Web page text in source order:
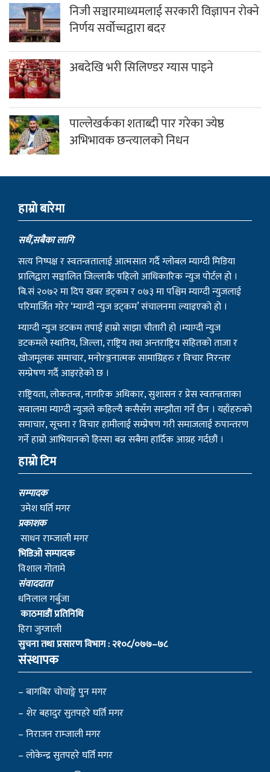
निजी सञ्चारमाध्यमलाई सरकारी विज्ञापन रोक्ने
निर्णय सर्वोच्चद्वारा बदर
अबदेखि भरी सिलिण्डर ग्यास पाइने
पाल्लेखर्कका शताब्दी पार गरेका ज्येष्ठ
अभिभावक छन्त्यालको निधन
हाम्राे बारेमा
सधैं,सबैका लागि
सत्य निष्पक्ष र स्वतन्त्रतालाई आत्मसात गर्दै ग्लोबल म्याग्दी मिडिया
प्रालिद्वारा सञ्चालित जिल्लाकै पहिलो आधिकारिक न्युज पोर्टल हो ।
बि.सं २०७२ मा दिप खबर डट्कम र ०७३ मा पश्चिम म्याग्दी न्युजलाई
परिमार्जित गरेर ‘म्याग्दी न्युज डट्कम’ संचालनमा ल्याइएको हो ।
म्याग्दी न्युज डटकम तपाई हाम्रो साझा चौतारी हो ।म्याग्दी न्युज
डटकमले स्थानिय, जिल्ला, राष्ट्रिय तथा अन्तराष्ट्रिय सहितको ताजा र
खोजमूलक समाचार, मनोरञ्जनात्मक सामाग्रिहरु र विचार निरन्तर
सम्प्रेषण गर्दै आइरहेको छ ।
राष्ट्रियता, लोकतन्त्र, नागरिक अधिकार, सुशासन र प्रेस स्वतन्त्रताका
सवालमा म्याग्दी न्युजले कहिल्यै कसैसँग सम्झौता गर्ने छैन । यहाँहरुको
समाचार, सूचना र विचार हामीलाई सम्प्रेषण गरी समाजलाई रुपान्तरण
गर्ने हाम्रो आभियानको हिस्सा बन्न सबैमा हार्दिक आग्रह गर्दछौं ।
हाम्रो टिम
सम्पादक
उमेश घर्ति मगर
प्रकाशक
साधन राम्जाली मगर
भिडिओ सम्पादक
विशाल गोतामे
स‌ंवाददाता
धनिलाल गर्बुजा
काठमाडाैं प्रतिनिधि
हिरा जुग्जाली
सुचना तथा प्रसारण विभाग : २१०८/०७७–७८
संस्थापक
– बागबिर चोचाङ्गे पुन मगर
– शेर बहादुर सुतपहरे घर्ति मगर
– निराजन राम्जाली मगर
– लोकेन्द्र सुतपहरे घर्ति मगर